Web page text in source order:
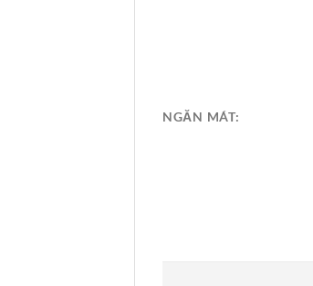
NGĂN MÁT: